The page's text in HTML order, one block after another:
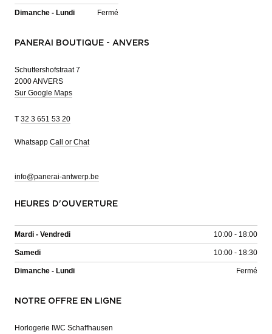
Dimanche - Lundi Fermé
PANERAI BOUTIQUE - ANVERS
Schuttershofstraat 7
2000 ANVERS
Sur Google Maps
T 32 3 651 53 20
Whatsapp Call or Chat
info@panerai-antwerp.be
HEURES D'OUVERTURE
Mardi - Vendredi 10:00 - 18:00
Samedi 10:00 - 18:30
Dimanche - Lundi Fermé
NOTRE OFFRE EN LIGNE
Horlogerie IWC Schaffhausen